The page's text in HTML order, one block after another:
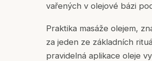
vařených v olejové bázi
Praktika masáže olejem,
za jeden ze základních
pravidelná aplikace oleje